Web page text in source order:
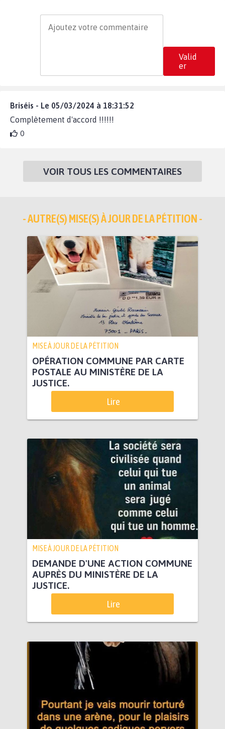
Valid
er
Briséis - Le 05/03/2024 à 18:31:52
Complètement d'accord !!!!!!
0
VOIR TOUS LES COMMENTAIRES
- AUTRE(S) MISE(S) À JOUR DE LA PÉTITION -
MISE À JOUR DE LA PÉTITION
OPÉRATION COMMUNE PAR CARTE
POSTALE AU MINISTÈRE DE LA
JUSTICE.
Lire
MISE À JOUR DE LA PÉTITION
DEMANDE D'UNE ACTION COMMUNE
AUPRÈS DU MINISTÈRE DE LA
JUSTICE.
Lire